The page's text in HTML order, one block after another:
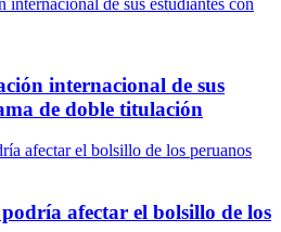
internacional de sus
de doble titulación
afectar el bolsillo de los